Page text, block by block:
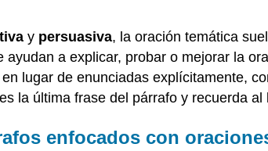
y persuasiva, la oración temática
ayudan a explicar, probar o mejorar la
lugar de enunciadas explícitamente,
la última frase del párrafo y recuerda
enfocados con